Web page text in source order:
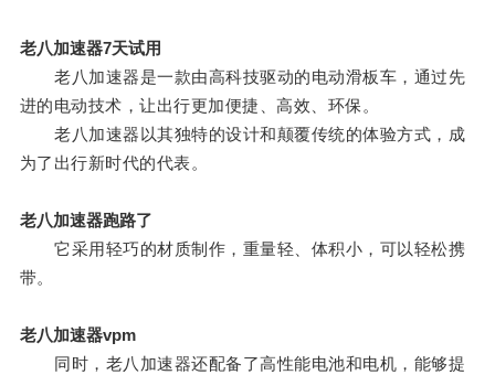
老八加速器7天试用
老八加速器是一款由高科技驱动的电动滑板车，通过先
进的电动技术，让出行更加便捷、高效、环保。
老八加速器以其独特的设计和颠覆传统的体验方式，成
为了出行新时代的代表。
老八加速器跑路了
它采用轻巧的材质制作，重量轻、体积小，可以轻松携
带。
老八加速器vpm
同时，老八加速器还配备了高性能电池和电机，能够提